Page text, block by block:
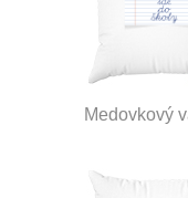
Medovkový